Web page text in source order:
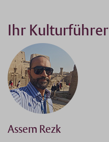
Ihr Kulturführer
Assem Rezk